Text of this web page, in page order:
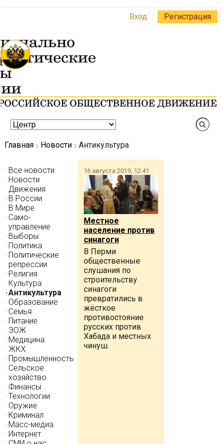
Вход Регистрация
Главная Новости Антикультура
Все новости
Новости
Движения
В России
В Мире
Само-
управление
Выборы
Политика
Политические
репрессии
Религия
Культура
Антикультура
Образование
Семья
Питание
ЗОЖ
Медицина
ЖКХ
Промышленность
Сельское
хозяйство
Финансы
Технологии
Оружие
Криминал
Масс-медиа
Интернет
16 августа 2019, 12:41
Местное
население против
синагоги
В Перми
общественные
слушания по
строительству
синагоги
превратились в
жёсткое
противостояние
русских против
Хабада и местных
чинуш.